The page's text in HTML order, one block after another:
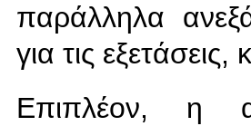
παράλληλα
για τις
Επιπλέον, η